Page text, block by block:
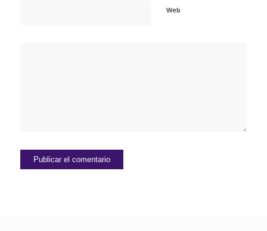
Web